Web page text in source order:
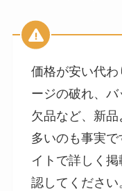
価格が安い代
ージの破れ、
欠品など、新
多いのも事実
イトで詳しく
認してください